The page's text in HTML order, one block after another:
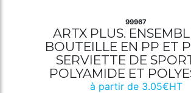
99967
ARTX PLUS.
BOUTEILLE EN PP ET
SERVIETTE DE
POLYAMIDE ET
à partir de 3.05€HT